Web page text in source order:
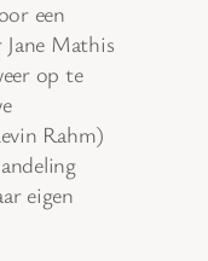
een
Mathis
op te
Rahm)
eigen